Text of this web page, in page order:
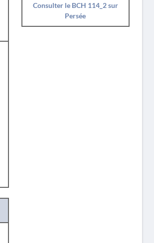
Consulter le BCH 114_2 sur
Persée